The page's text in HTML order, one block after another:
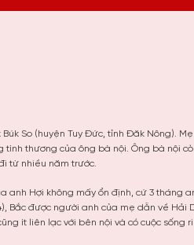
So (huyện Tuy Đức, tỉnh Đăk Nông).
tình thương của ông bà nội. Ông bà nội
từ nhiều năm trước.
Hợi không mấy ổn định, cứ 3 tháng
Bắc được người anh của mẹ dẫn về Hải
ít liên lạc với bên nội và có cuộc sống